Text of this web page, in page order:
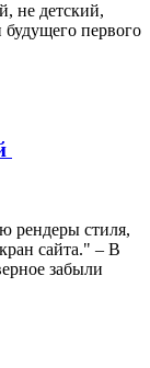
не детский,
первого
рендеры стиля,
сайта." – В
забыли